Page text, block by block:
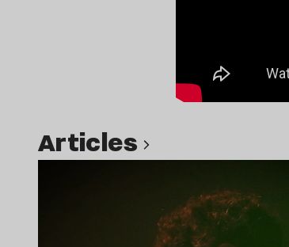
Articles